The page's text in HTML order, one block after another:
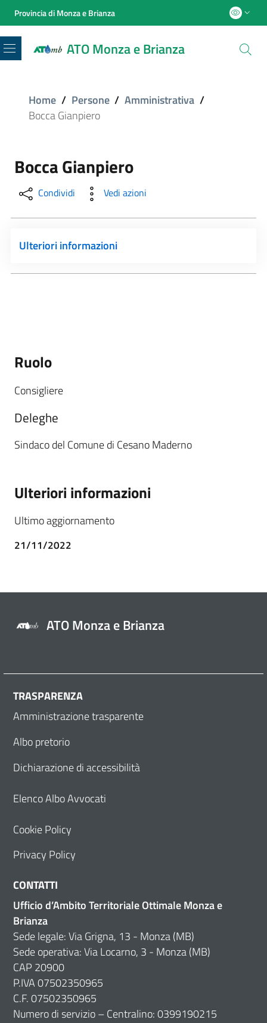
Provincia di Monza e Brianza
ATO Monza e Brianza
Menu
Home / Persone / Amministrativa /
Bocca Gianpiero
Bocca Gianpiero
Condividi Vedi azioni
Ulteriori informazioni
Ruolo
Consigliere
Deleghe
Sindaco del Comune di Cesano Maderno
Ulteriori informazioni
Ultimo aggiornamento
21/11/2022
ATO Monza e Brianza
TRASPARENZA
Amministrazione trasparente
Albo pretorio
Dichiarazione di accessibilità
Elenco Albo Avvocati
Cookie Policy
Privacy Policy
CONTATTI
Ufficio d’Ambito Territoriale Ottimale Monza e
Brianza
Sede legale: Via Grigna, 13 - Monza (MB)
Sede operativa: Via Locarno, 3 - Monza (MB)
CAP 20900
P.IVA 07502350965
C.F. 07502350965
Numero di servizio – Centralino: 0399190215